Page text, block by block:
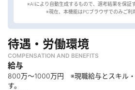
※AIにより自動生成するもので、選考結果を保証
待遇・労働環境
COMPENSATION AND BENEFITS
給与
800万～1000万円 ※現職給与とスキル
す。